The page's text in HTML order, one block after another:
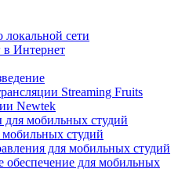
сети
Интернет
Streaming Fruits
Newtek
для мобильных студий
студий
для мобильных студий
обеспечение для мобильных